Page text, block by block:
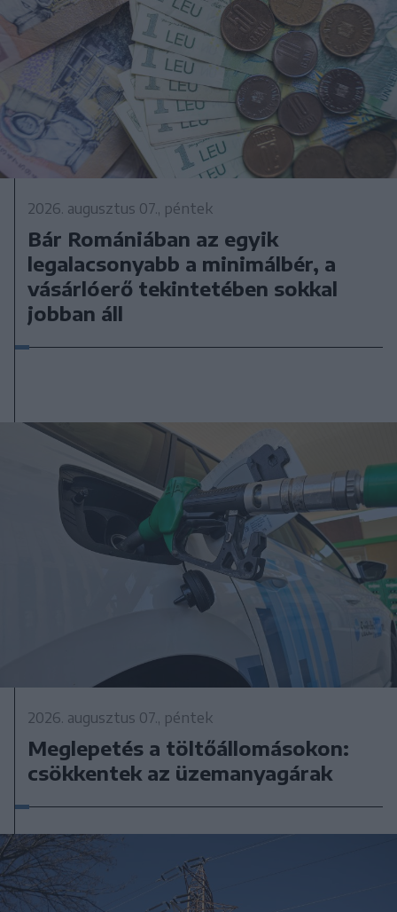
2026. augusztus 07., péntek
Bár Romániában az egyik
legalacsonyabb a minimálbér, a
vásárlóerő tekintetében sokkal
jobban áll
2026. augusztus 07., péntek
Meglepetés a töltőállomásokon:
csökkentek az üzemanyagárak